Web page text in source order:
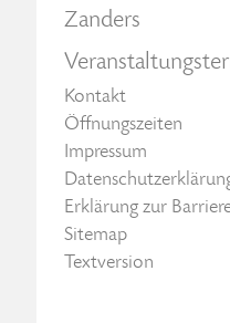
Zanders
Kontakt
Öffnungszeiten
Impressum
Erklärung zur
Sitemap
Textversion